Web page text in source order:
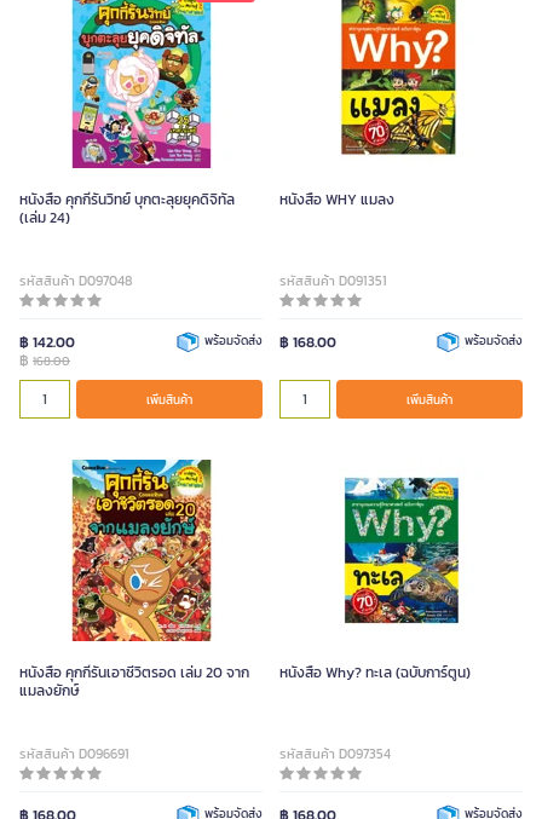
หนังสือ คุกกี้รันวิทย์ บุกตะลุยยุคดิจิทัล
(เล่ม 24)
รหัสสินค้า D097048
฿ 142.00
฿ 168.00
พร้อมจัดส่ง
เพิ่มสินค้า
หนังสือ WHY แมลง
รหัสสินค้า D091351
฿ 168.00 พร้อมจัดส่ง
เพิ่มสินค้า
หนังสือ คุกกี้รันเอาชีวิตรอด เล่ม 20 จาก
แมลงยักษ์
รหัสสินค้า D096691
พร้อมจัดส่ง
หนังสือ Why? ทะเล (ฉบับการ์ตูน)
รหัสสินค้า D097354
พร้อมจัดส่ง